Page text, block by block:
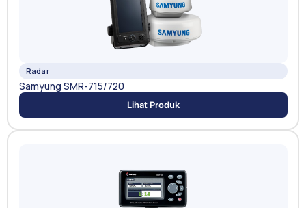
Radar
Samyung SMR-715/720
Lihat Produk